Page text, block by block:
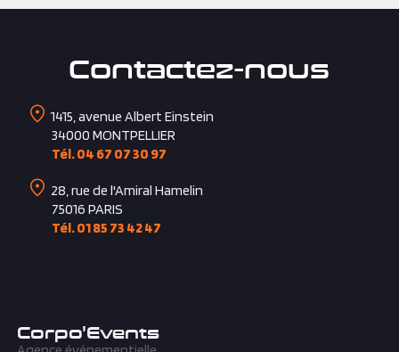
Contactez-nous
1415, avenue Albert Einstein
34000 MONTPELLIER
Tél. 04 67 07 30 97
28, rue de l'Amiral Hamelin
75016 PARIS
Tél. 01 85 73 42 47
Corpo'Events